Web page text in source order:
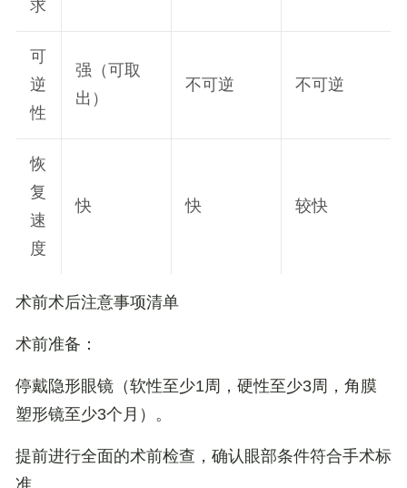
求
可
逆
性
强（可取
出）
不可逆 不可逆
恢
复
速
度
快 快 较快
术前术后注意事项清单
术前准备 ：
停戴隐形眼镜（软性至少1周，硬性至少3周，角膜
塑形镜至少3个月）。
提前进行全面的术前检查，确认眼部条件符合手术标
准。